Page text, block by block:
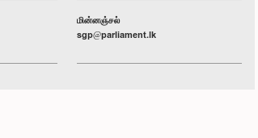
மின்னஞ்சல்
sgp@parliament.lk